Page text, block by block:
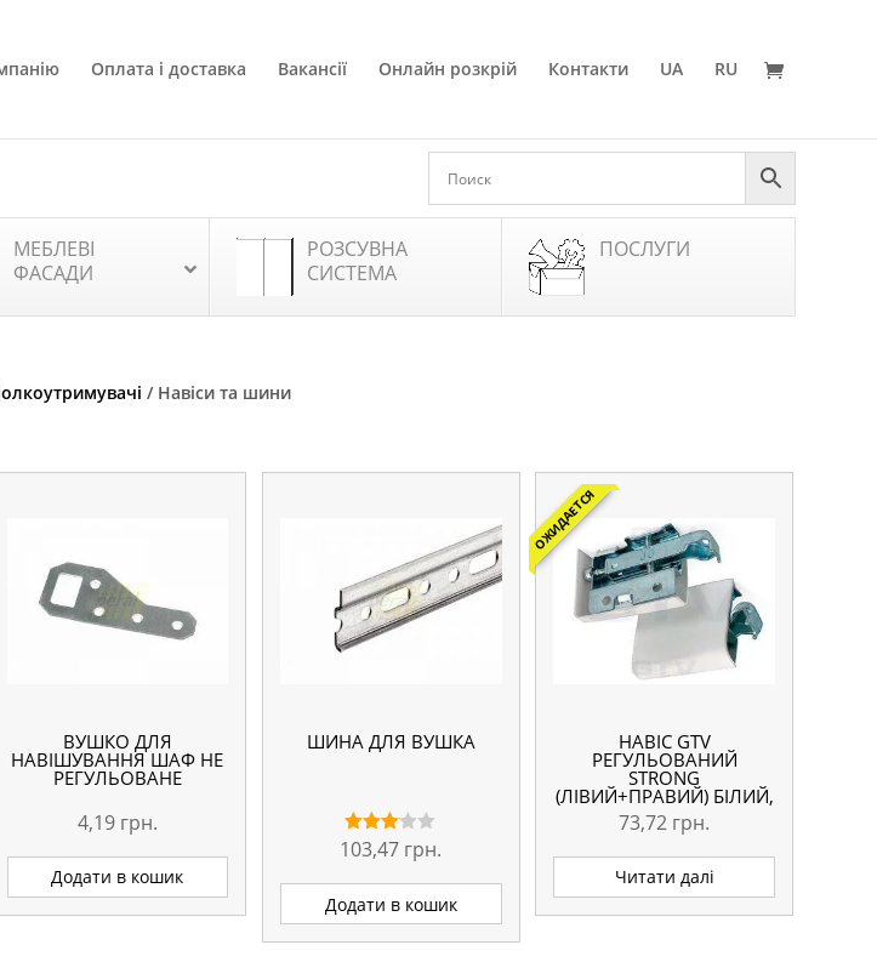
Оплата і доставка Вакансії Онлайн розкрій Контакти UA RU
МЕБЛЕВІ
ФАСАДИ
РОЗСУВНА
СИСТЕМА
ПОСЛУГИ
/ Навіси та шини
ВУШКО ДЛЯ
НАВІШУВАННЯ ШАФ НЕ
РЕГУЛЬОВАНЕ
4,19 грн.
Додати в кошик
ШИНА ДЛЯ ВУШКА
Оцінено
в
3.00
103,47 грн.
Додати в кошик
ОЖИДАЕТСЯ
НАВІС GTV
РЕГУЛЬОВАНИЙ
STRONG
(ЛІВИЙ+ПРАВИЙ) БІЛИЙ,
90 КГ
73,72 грн.
Читати далі